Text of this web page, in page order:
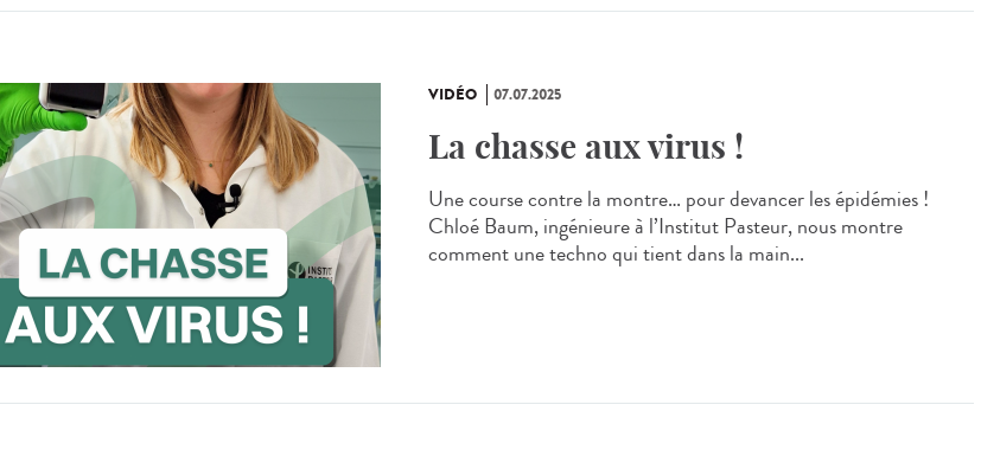
VIDÉO 07.07.2025
La chasse aux virus !
Une course contre la montre… pour devancer les épidémies !
Chloé Baum, ingénieure à l’Institut Pasteur, nous montre
comment une techno qui tient dans la main...